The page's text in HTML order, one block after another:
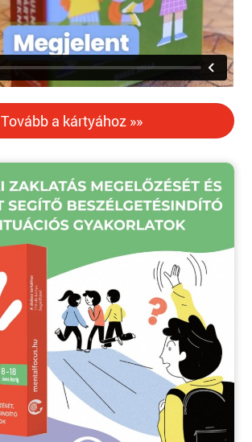
Tovább a kártyához »»